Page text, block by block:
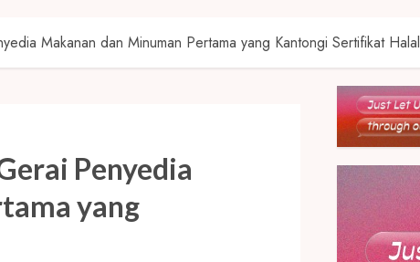
Makanan dan Minuman Pertama yang Kantongi Sertifikat Halal
Penyedia
yang